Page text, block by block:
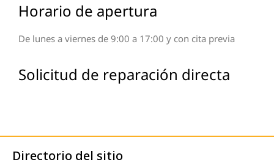
Horario de apertura
De lunes a viernes de 9:00 a 17:00 y con cita previa
Solicitud de reparación directa
Directorio del sitio